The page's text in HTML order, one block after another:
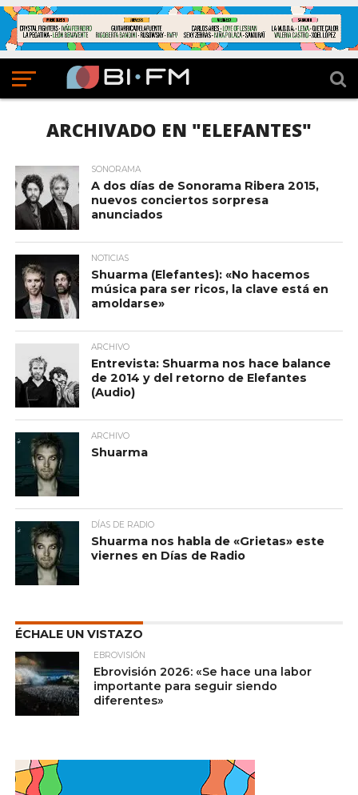
ARCHIVADO EN "ELEFANTES"
SONORAMA
A dos días de Sonorama Ribera 2015,
nuevos conciertos sorpresa
anunciados
NOTICIAS
Shuarma (Elefantes): «No hacemos
música para ser ricos, la clave está en
amoldarse»
ARCHIVO
Entrevista: Shuarma nos hace balance
de 2014 y del retorno de Elefantes
(Audio)
ARCHIVO
Shuarma
DÍAS DE RADIO
Shuarma nos habla de «Grietas» este
viernes en Días de Radio
ÉCHALE UN VISTAZO
EBROVISIÓN
Ebrovisión 2026: «Se hace una labor
importante para seguir siendo
diferentes»